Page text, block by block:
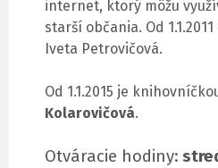
internet, ktorý môžu
starší občania. Od
Iveta Petrovičová.
Od 1.1.2015 je
Kolarovičová.
Otváracie hodiny: